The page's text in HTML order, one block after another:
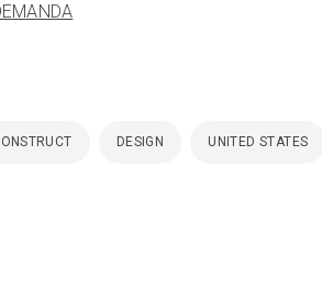
DESIGN UNITED STATES